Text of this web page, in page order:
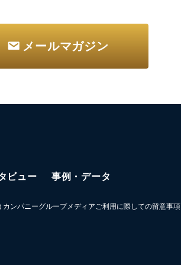
メールマガジン
ビュー 事例・データ
カンパニーグループメディアご利用に際しての留意事項